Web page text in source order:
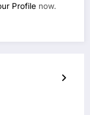
Profile now.